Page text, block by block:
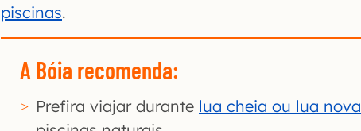
piscinas.
A Bóia recomenda:
Prefira viajar durante lua cheia ou lua nova